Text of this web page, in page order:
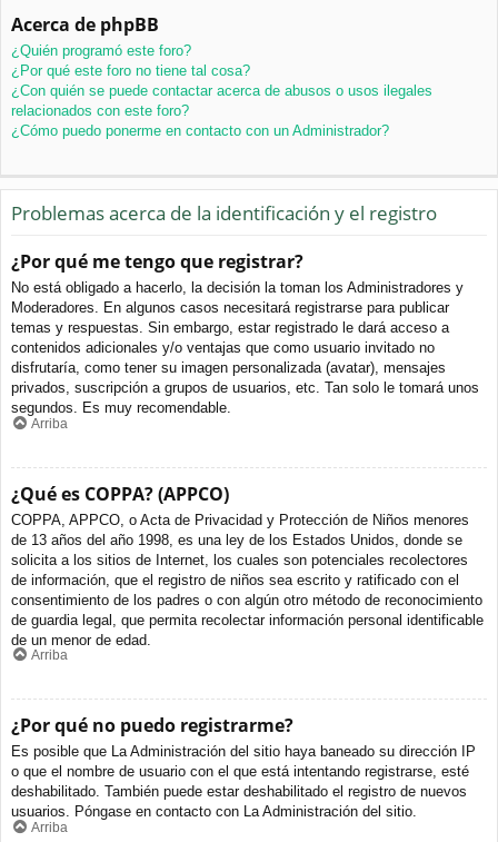
Acerca de phpBB
¿Quién programó este foro?
¿Por qué este foro no tiene tal cosa?
¿Con quién se puede contactar acerca de abusos o usos ilegales
relacionados con este foro?
¿Cómo puedo ponerme en contacto con un Administrador?
Problemas acerca de la identificación y el registro
¿Por qué me tengo que registrar?
No está obligado a hacerlo, la decisión la toman los Administradores y
Moderadores. En algunos casos necesitará registrarse para publicar
temas y respuestas. Sin embargo, estar registrado le dará acceso a
contenidos adicionales y/o ventajas que como usuario invitado no
disfrutaría, como tener su imagen personalizada (avatar), mensajes
privados, suscripción a grupos de usuarios, etc. Tan solo le tomará unos
segundos. Es muy recomendable.
Arriba
¿Qué es COPPA? (APPCO)
COPPA, APPCO, o Acta de Privacidad y Protección de Niños menores
de 13 años del año 1998, es una ley de los Estados Unidos, donde se
solicita a los sitios de Internet, los cuales son potenciales recolectores
de información, que el registro de niños sea escrito y ratificado con el
consentimiento de los padres o con algún otro método de reconocimiento
de guardia legal, que permita recolectar información personal identificable
de un menor de edad.
Arriba
¿Por qué no puedo registrarme?
Es posible que La Administración del sitio haya baneado su dirección IP
o que el nombre de usuario con el que está intentando registrarse, esté
deshabilitado. También puede estar deshabilitado el registro de nuevos
usuarios. Póngase en contacto con La Administración del sitio.
Arriba